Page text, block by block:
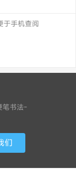
于手机查阅
笔书法-
们